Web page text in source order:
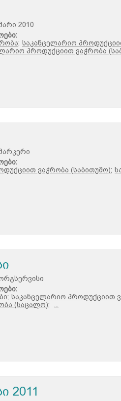
2010
საკანცელარიო
პროდუქციით ვაჭრობა
ვაჭრობა (საბითუმო);
საკანცელარიო პროდუქციით
(საცალო);
2011